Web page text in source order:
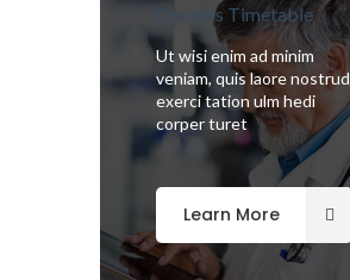
Doctors Timetable
Ut wisi enim ad minim
veniam, quis laore nostrud
exerci tation ulm hedi
corper turet
Learn More